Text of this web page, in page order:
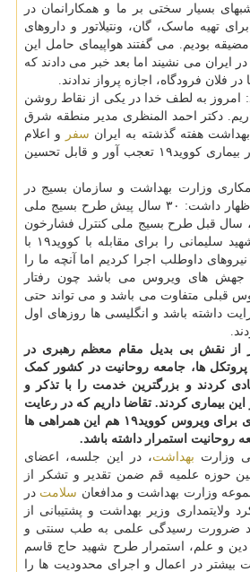
بسیار سختی بر ما و همکارانمان در
تهیه ماسک، گان، ونتیلاتور و داروهای
بودیم. می گفتند هواپیمای حامل این
صبح در ایران می نشیند اما بعد خبر می دادند که
فلان فرودگاه، اجازه پرواز ندادند.
امروز به لطف خدا در یکی از نقاط روشن
قرار داریم. دکتر احمد المنظری مدیر منطقه شرق
هفته گذشته به ایران سفر
و اعلام
نمود که مدیریت ایران در بیماری کووید۱۹ تعجب آور و قابل تحسین
وزارت بهداشت و سازمان بسیج در
طول سال های گذشته، اظهار داشت: ۳۰ سال پیش طرح بسیج ملی
سال قبل طرح بسیج ملی کنترل فشارخون
و سال جاری هم طرح شهید سلیمانی را برای مقابله با کووید۱۹ با
داوطلب اجرا کردیم اما آنچه ما را
جهش های ویروس می باشد چون رفتار
قبلی متفاوت می باشد و می تواند حتی
سرایت داشته باشد و انگلیسی ها روزهای اول
از نقش بی بدیل مقام معظم رهبری در
ها، جامعه روحانیت در کشور کمک
کردند و بزرگترین خدمت را با تذکر و
بیماری کردند. تقاضا داریم که در رعایت
پروتکل ها و فاصله گذاری برای ویروس کووید۱۹ هم این همراهی ها
روحانیت استمرار داشته باشد.
وزارت بهداشت، در این جلسه، اعضای
حوزه علمیه قم ضمن تقدیر و تشکر از
وزارت بهداشت و مدافعان سلامت در
و رویکرد ولایتمداری وزیر بهداشت و پشتیبانی از
ضرورت رسیدگی علمی به طب سنتی و
دین و علم، استمرار طرح شهید حاج قاسم
در اعمال و اجرای محدودیت ها را